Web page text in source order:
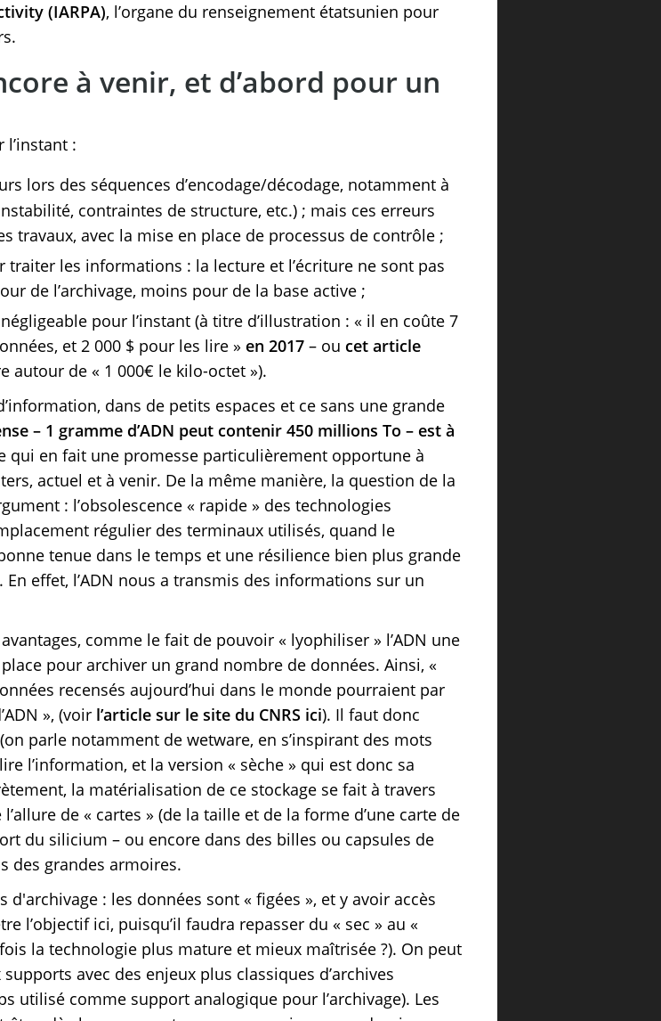
(IARPA), l’organe du renseignement étatsunien pour
à venir, et d’abord pour un
:
lors des séquences d’encodage/décodage, notamment à
contraintes de structure, etc.) ; mais ces erreurs
travaux, avec la mise en place de processus de contrôle ;
les informations : la lecture et l’écriture ne sont pas
de l’archivage, moins pour de la base active ;
pour l’instant (à titre d’illustration : « il en coûte 7
et 2 000 $ pour les lire » en 2017– ou cet article
autour de « 1 000€ le kilo-octet »).
dans de petits espaces et ce sans une grande
– 1 gramme d’ADN peut contenir 450 millions To – est à
qui en fait une promesse particulièrement opportune à
actuel et à venir. De la même manière, la question de la
: l’obsolescence « rapide » des technologies
régulier des terminaux utilisés, quand le
tenue dans le temps et une résilience bien plus grande
effet, l’ADN nous a transmis des informations sur un
comme le fait de pouvoir « lyophiliser » l’ADN une
pour archiver un grand nombre de données. Ainsi, «
recensés aujourd’hui dans le monde pourraient par
», (voir l’article sur le site du CNRS ici). Il faut donc
parle notamment de wetware, en s’inspirant des mots
l’information, et la version « sèche » qui est donc sa
la matérialisation de ce stockage se fait à travers
de « cartes » (de la taille et de la forme d’une carte de
du silicium – ou encore dans des billes ou capsules de
des grandes armoires.
d'archivage : les données sont « figées », et y avoir accès
l’objectif ici, puisqu’il faudra repasser du « sec » au «
la technologie plus mature et mieux maîtrisée ?). On peut
avec des enjeux plus classiques d’archives
utilisé comme support analogique pour l’archivage). Les